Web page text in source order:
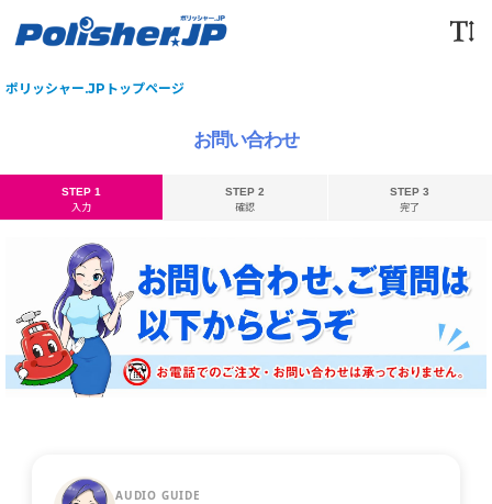
ポリッシャー.JPトップページ
お問い合わせ
STEP 1
入力
STEP 2
確認
STEP 3
完了
AUDIO GUIDE